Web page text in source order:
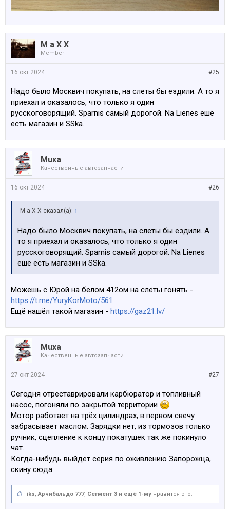
M a X X
Member
#25
16 окт 2024
Надо было Москвич покупать, на слеты бы ездили. А то я
приехал и оказалось, что только я один
русскоговорящий. Sparnis самый дорогой. Na Lienes ешё
есть магазин и SSka.
Muxa
Качественные автозапчасти
#26
16 окт 2024
M a X X сказал(а): ↑
Надо было Москвич покупать, на слеты бы ездили. А
то я приехал и оказалось, что только я один
русскоговорящий. Sparnis самый дорогой. Na Lienes
ешё есть магазин и SSka.
Можешь с Юрой на белом 412ом на слёты гонять -
https://t.me/YuryKorMoto/561
Ещё нашёл такой магазин - https://gaz21.lv/
Muxa
Качественные автозапчасти
#27
27 окт 2024
Сегодня отреставрировали карбюратор и топливный
насос, погоняли по закрытой территории
Мотор работает на трёх цилиндрах, в первом свечу
забрасывает маслом. Зарядки нет, из тормозов только
ручник, сцепление к концу покатушек так же покинуло
чат.
Когда-нибудь выйдет серия по оживлению Запорожца,
скину сюда.
iks,Арчибальдо 777, Сегмент 3 и ещё 1-му нравится это.